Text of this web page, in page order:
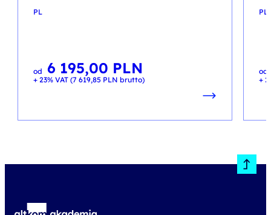
PL
od 6 195,00 PLN
+ 23% VAT (7 619,85 PLN brutto)
PL
od
+